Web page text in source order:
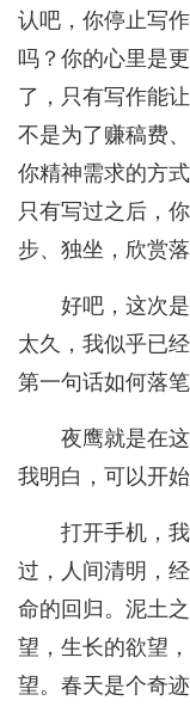
认吧，你停止写
吗？你的心里是
了，只有写作能
不是为了赚稿费
你精神需求的方
只有写过之后，
步、独坐，欣赏
好吧，这次
太久，我似乎已
第一句话如何落笔
夜鹰就是在
我明白，可以开始
打开手机，
过，人间清明，
命的回归。泥土
望，生长的欲望
望。春天是个奇